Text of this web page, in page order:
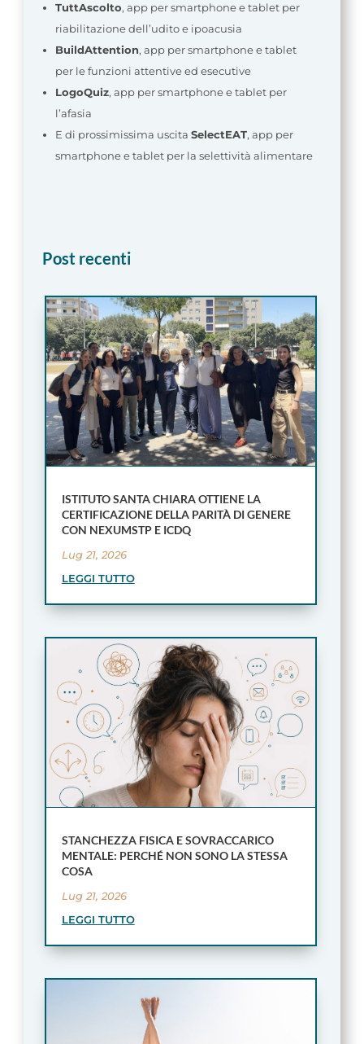
TuttAscolto, app per smartphone e tablet per
riabilitazione dell’udito e ipoacusia
BuildAttention, app per smartphone e tablet
per le funzioni attentive ed esecutive
LogoQuiz, app per smartphone e tablet per
l’afasia
E di prossimissima uscita SelectEAT, app per
smartphone e tablet per la selettività alimentare
Post recenti
ISTITUTO SANTA CHIARA OTTIENE LA
CERTIFICAZIONE DELLA PARITÀ DI GENERE
CON NEXUMSTP E ICDQ
Lug 21, 2026
LEGGI TUTTO
STANCHEZZA FISICA E SOVRACCARICO
MENTALE: PERCHÉ NON SONO LA STESSA
COSA
Lug 21, 2026
LEGGI TUTTO